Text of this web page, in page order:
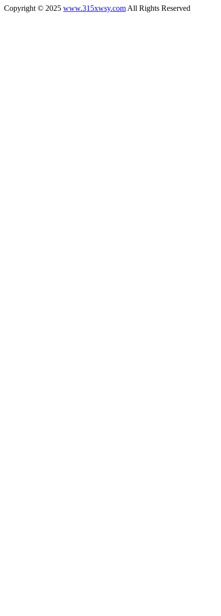
Copyright © 2025 www.315xwsy.com All Rights Reserved